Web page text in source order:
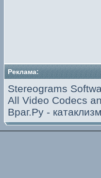
Реклама:
Stereograms
All Video Codecs
Враг.Ру -